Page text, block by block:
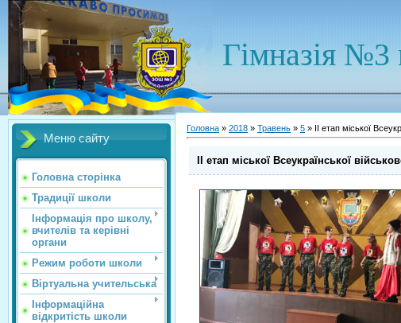
Гімназія №3
Меню сайту
Головна сторінка
Традиції школи
Інформація про школу,
вчителів та керівні
органи
Режим роботи школи
Віртуальна учительська
Інформаційна
відкритість школи
Головна » 2018 » Травень » 5 » ІІ етап міської
ІІ етап міської Всеукраїнської